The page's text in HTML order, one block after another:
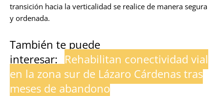
transición hacia la verticalidad se realice de manera segura
y ordenada.
También te puede
interesar: Rehabilitan conectividad vial
en la zona sur de Lázaro Cárdenas tras
meses de abandono